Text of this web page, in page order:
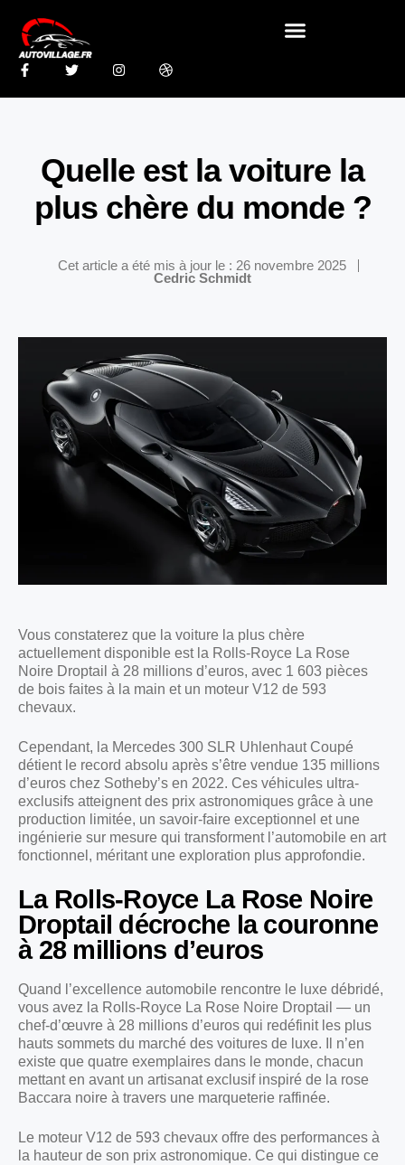
Quelle est la voiture la
plus chère du monde ?
Cet article a été mis à jour le : 26 novembre 2025
Cedric Schmidt
Vous constaterez que la voiture la plus chère
actuellement disponible est la Rolls-Royce La Rose
Noire Droptail à 28 millions d’euros, avec 1 603 pièces
de bois faites à la main et un moteur V12 de 593
chevaux.
Cependant, la Mercedes 300 SLR Uhlenhaut Coupé
détient le record absolu après s’être vendue 135 millions
d’euros chez Sotheby’s en 2022. Ces véhicules ultra-
exclusifs atteignent des prix astronomiques grâce à une
production limitée, un savoir-faire exceptionnel et une
ingénierie sur mesure qui transforment l’automobile en art
fonctionnel, méritant une exploration plus approfondie.
La Rolls-Royce La Rose Noire
Droptail décroche la couronne
à 28 millions d’euros
Quand l’excellence automobile rencontre le luxe débridé,
vous avez la Rolls-Royce La Rose Noire Droptail — un
chef-d’œuvre à 28 millions d’euros qui redéfinit les plus
hauts sommets du marché des voitures de luxe. Il n’en
existe que quatre exemplaires dans le monde, chacun
mettant en avant un artisanat exclusif inspiré de la rose
Baccara noire à travers une marqueterie raffinée.
Le moteur V12 de 593 chevaux offre des performances à
la hauteur de son prix astronomique. Ce qui distingue ce